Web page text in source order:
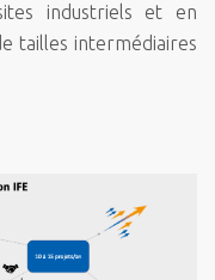
industriels et en
tailles intermédiaires